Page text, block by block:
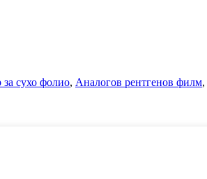
за сухо фолио, Аналогов рентгенов филм,